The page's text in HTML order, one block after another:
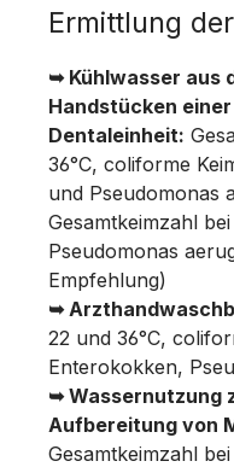
Ermittlung
➥ Kühlwasser aus
Handstücken einer
Dentaleinheit:
36°C, coliforme
und Pseudomonas
Gesamtkeimzahl
Pseudomonas
Empfehlung)
➥
22 und 36°C,
Enterokokken,
➥ Wassernutzung
Aufbereitung von
Gesamtkeimzahl